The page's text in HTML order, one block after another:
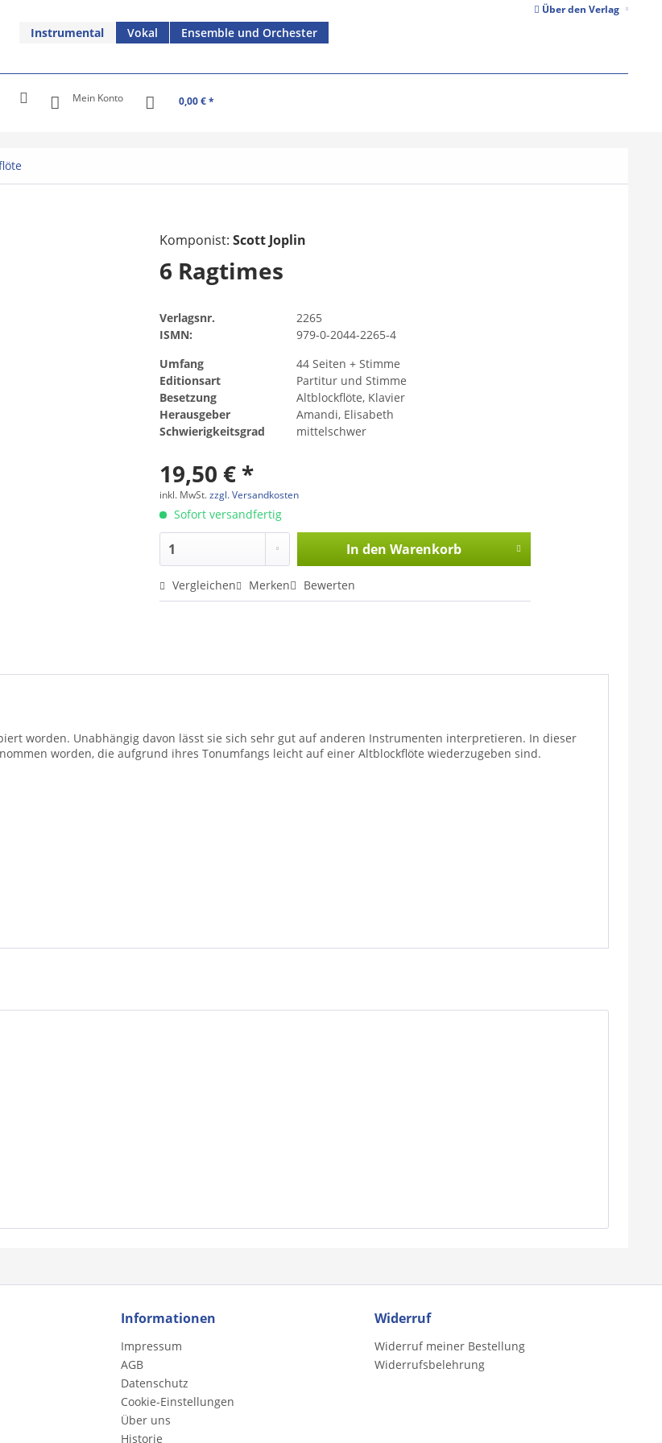
Über den Verlag
Instrumental Vokal Ensemble und Orchester
Mein Konto 0,00 € *
Komponist:Scott Joplin
6 Ragtimes
Verlagsnr.
2265
ISMN:
979-0-2044-2265-4
Umfang
44 Seiten + Stimme
Editionsart
Partitur und Stimme
Besetzung
Altblockflöte, Klavier
Herausgeber
Amandi, Elisabeth
Schwierigkeitsgrad
mittelschwer
19,50 € *
inkl. MwSt.zzgl. Versandkosten
Sofort versandfertig
In den Warenkorb
Vergleichen Merken Bewerten
worden. Unabhängig davon lässt sie sich sehr gut auf anderen Instrumenten interpretieren. In dieser
worden, die aufgrund ihres Tonumfangs leicht auf einer Altblockflöte wiederzugeben sind.
Informationen
Impressum
AGB
Datenschutz
Cookie-Einstellungen
Über uns
Historie
Widerruf
Widerruf meiner Bestellung
Widerrufsbelehrung